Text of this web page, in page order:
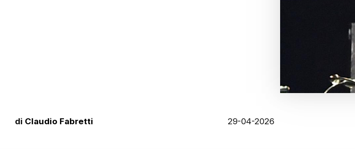
di Claudio Fabretti 29-04-2026